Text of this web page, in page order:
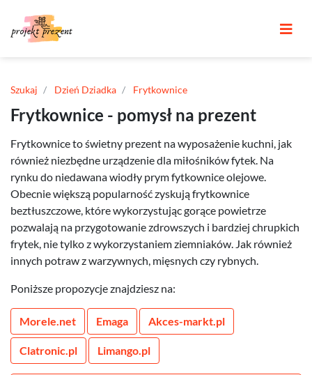
Szukaj Dzień Dziadka Frytkownice
Frytkownice - pomysł na prezent
Frytkownice to świetny prezent na wyposażenie kuchni, jak
również niezbędne urządzenie dla miłośników fytek. Na
rynku do niedawana wiodły prym fytkownice olejowe.
Obecnie większą popularność zyskują frytkownice
beztłuszczowe, które wykorzystując gorące powietrze
pozwalają na przygotowanie zdrowszych i bardziej chrupkich
frytek, nie tylko z wykorzystaniem ziemniaków. Jak również
innych potraw z warzywnych, mięsnych czy rybnych.
Poniższe propozycje znajdziesz na:
Morele.net Emaga Akces-markt.pl
Clatronic.pl Limango.pl